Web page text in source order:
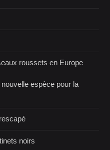
roussets en Europe
espèce pour la
noirs